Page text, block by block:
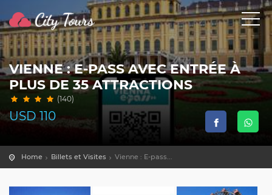
VIENNE : E-PASS AVEC ENTRÉE À
PLUS DE 35 ATTRACTIONS
(140)
USD110
Home Billets et Visites Vienne : E-pass...